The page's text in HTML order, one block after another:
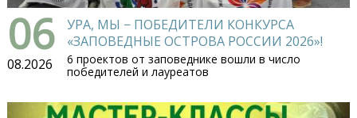
06
08.2026
УРА, МЫ − ПОБЕДИТЕЛИ КОНКУРСА
«ЗАПОВЕДНЫЕ ОСТРОВА РОССИИ 2026»!
6 проектов от заповеднике вошли в число
победителей и лауреатов